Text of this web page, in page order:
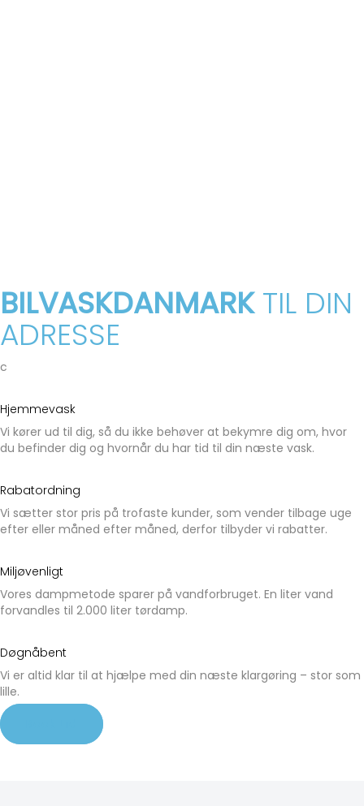
BILVASKDANMARKTIL DIN
ADRESSE
c
Hjemmevask
Vi kører ud til dig, så du ikke behøver at bekymre dig om, hvor
du befinder dig og hvornår du har tid til din næste vask.
Rabatordning
Vi sætter stor pris på trofaste kunder, som vender tilbage uge
efter eller måned efter måned, derfor tilbyder vi rabatter.
Miljøvenligt
Vores dampmetode sparer på vandforbruget. En liter vand
forvandles til 2.000 liter tørdamp.
Døgnåbent
Vi er altid klar til at hjælpe med din næste klargøring – stor som
lille.